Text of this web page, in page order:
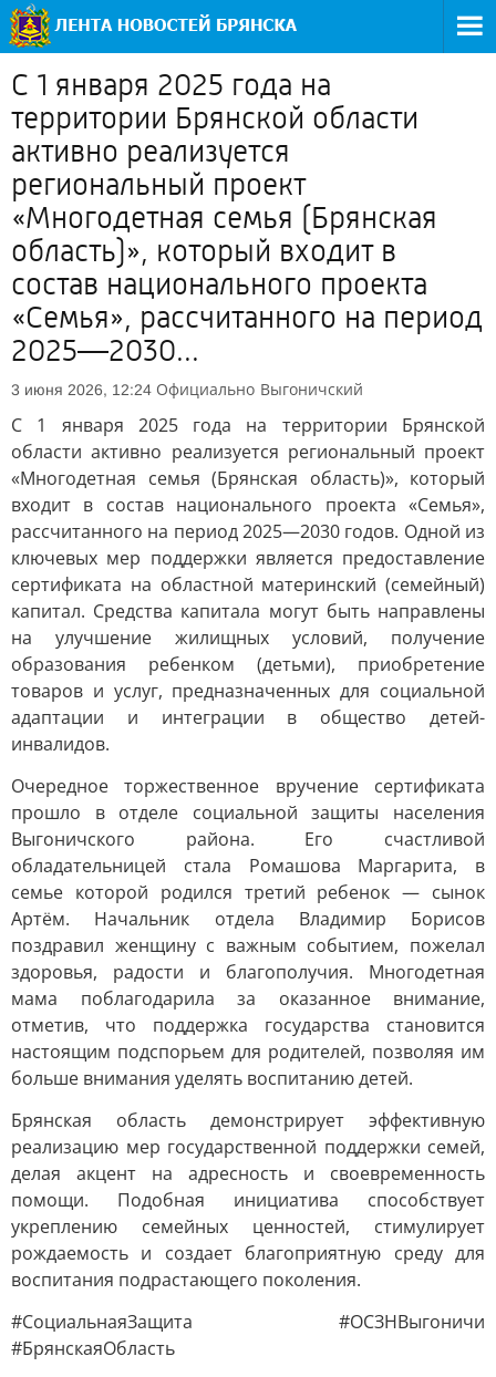
С 1 января 2025 года на
территории Брянской области
активно реализуется
региональный проект
«Многодетная семья (Брянская
область)», который входит в
состав национального проекта
«Семья», рассчитанного на период
2025—2030...
3 июня 2026, 12:24 Официально Выгоничский
С 1 января 2025 года на территории Брянской
области активно реализуется региональный проект
«Многодетная семья (Брянская область)», который
входит в состав национального проекта «Семья»,
рассчитанного на период 2025—2030 годов. Одной из
ключевых мер поддержки является предоставление
сертификата на областной материнский (семейный)
капитал. Средства капитала могут быть направлены
на улучшение жилищных условий, получение
образования ребенком (детьми), приобретение
товаров и услуг, предназначенных для социальной
адаптации и интеграции в общество детей-
инвалидов.
Очередное торжественное вручение сертификата
прошло в отделе социальной защиты населения
Выгоничского района. Его счастливой
обладательницей стала Ромашова Маргарита, в
семье которой родился третий ребенок — сынок
Артём. Начальник отдела Владимир Борисов
поздравил женщину с важным событием, пожелал
здоровья, радости и благополучия. Многодетная
мама поблагодарила за оказанное внимание,
отметив, что поддержка государства становится
настоящим подспорьем для родителей, позволяя им
больше внимания уделять воспитанию детей.
Брянская область демонстрирует эффективную
реализацию мер государственной поддержки семей,
делая акцент на адресность и своевременность
помощи. Подобная инициатива способствует
укреплению семейных ценностей, стимулирует
рождаемость и создает благоприятную среду для
воспитания подрастающего поколения.
#СоциальнаяЗащита #ОСЗНВыгоничи
#БрянскаяОбласть